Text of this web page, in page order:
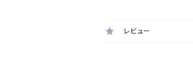
レビュー